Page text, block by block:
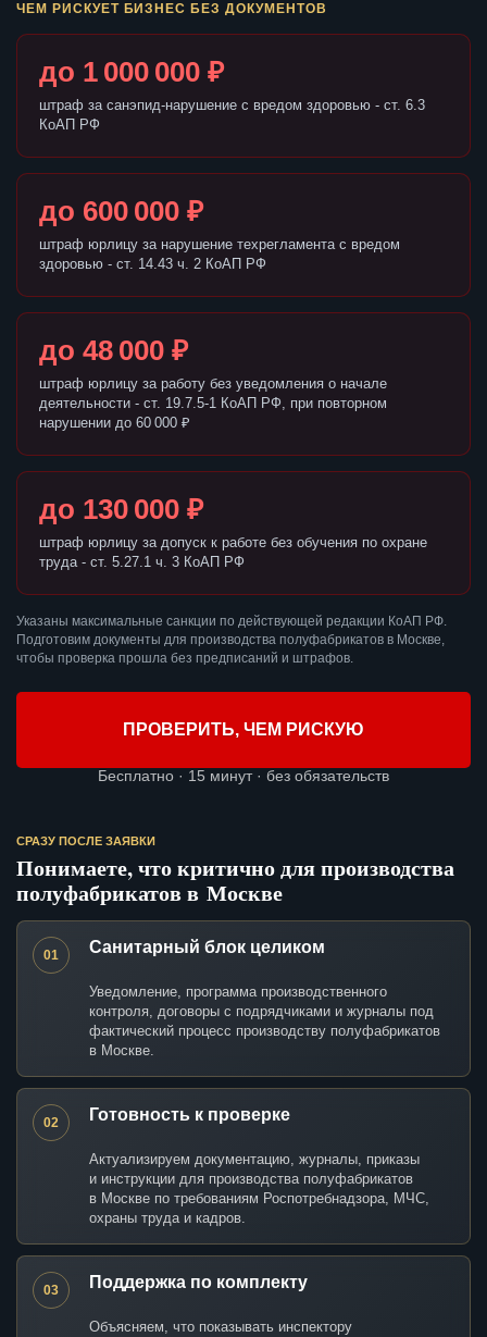
ЧЕМ РИСКУЕТ БИЗНЕС БЕЗ ДОКУМЕНТОВ
до 1 000 000 ₽
штраф за санэпид-нарушение с вредом здоровью - ст. 6.3
КоАП РФ
до 600 000 ₽
штраф юрлицу за нарушение техрегламента с вредом
здоровью - ст. 14.43 ч. 2 КоАП РФ
до 48 000 ₽
штраф юрлицу за работу без уведомления о начале
деятельности - ст. 19.7.5-1 КоАП РФ, при повторном
нарушении до 60 000 ₽
до 130 000 ₽
штраф юрлицу за допуск к работе без обучения по охране
труда - ст. 5.27.1 ч. 3 КоАП РФ
Указаны максимальные санкции по действующей редакции КоАП РФ.
Подготовим документы для производства полуфабрикатов в Москве,
чтобы проверка прошла без предписаний и штрафов.
ПРОВЕРИТЬ, ЧЕМ РИСКУЮ
Бесплатно · 15 минут · без обязательств
СРАЗУ ПОСЛЕ ЗАЯВКИ
Понимаете, что критично для производства
полуфабрикатов в Москве
01 Санитарный блок целиком
Уведомление, программа производственного
контроля, договоры с подрядчиками и журналы под
фактический процесс производству полуфабрикатов
в Москве.
02 Готовность к проверке
Актуализируем документацию, журналы, приказы
и инструкции для производства полуфабрикатов
в Москве по требованиям Роспотребнадзора, МЧС,
охраны труда и кадров.
03 Поддержка по комплекту
Объясняем, что показывать инспектору